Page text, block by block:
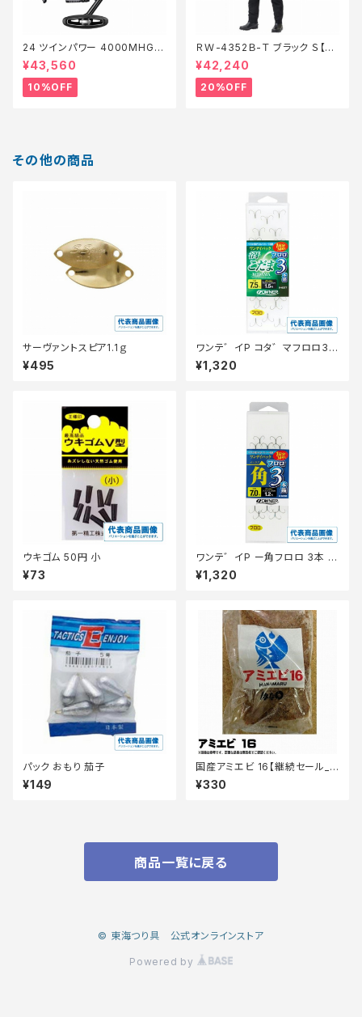
24 ツインパワー 4000MHG
【継続セール_リール】【10】
¥43,560
10%OFF
ＲＷ-4352Ｂ-Ｔ ブラック Ｓ【特
価装備】【20】
¥42,240
20%OFF
その他の商品
サーヴァントスピア1.1ｇ
¥495
ワンテ゛イP コタ゛マフロロ3本
6.5
¥1,320
ウキゴム 50円 小
¥73
ワンテ゛イP ー角フロロ 3本 6.
5
¥1,320
パック おもり 茄子
¥149
国産アミエビ 16【継続セール_
エサ】
¥330
商品一覧に戻る
© 東海つり具 公式オンラインストア
Powered by